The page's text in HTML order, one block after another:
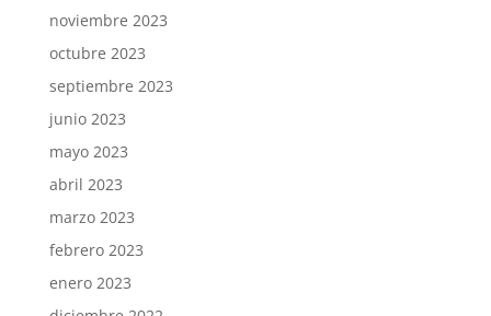
noviembre 2023
octubre 2023
septiembre 2023
junio 2023
mayo 2023
abril 2023
marzo 2023
febrero 2023
enero 2023